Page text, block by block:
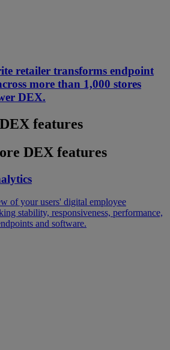
retailer transforms endpoint
more than 1,000 stores
DEX.
features
DEX features
of your users' digital employee
stability, responsiveness, performance,
and software.